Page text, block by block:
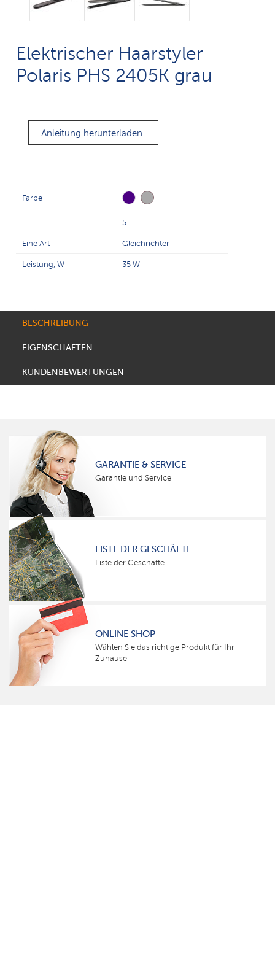
Elektrischer Haarstyler
Polaris PHS 2405K grau
Anleitung herunterladen
Farbe
5
Eine Art Gleichrichter
Leistung, W 35 W
BESCHREIBUNG
EIGENSCHAFTEN
KUNDENBEWERTUNGEN
GARANTIE & SERVICE
Garantie und Service
LISTE DER GESCHÄFTE
Liste der Geschäfte
ONLINE SHOP
Wählen Sie das richtige Produkt für Ihr
Zuhause